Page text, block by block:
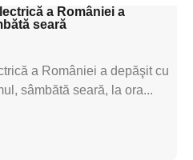
a României a
seară
a României a depăşit cu
sâmbătă seară, la ora...